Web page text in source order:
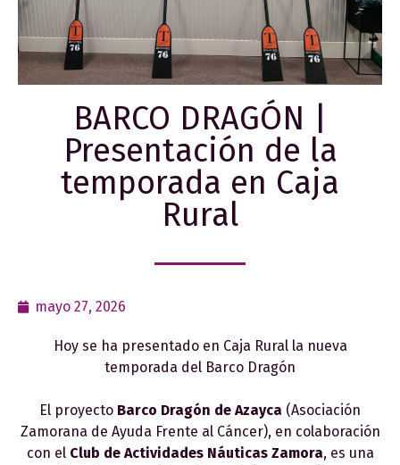
BARCO DRAGÓN |
Presentación de la
temporada en Caja
Rural
mayo 27, 2026
Hoy se ha presentado en Caja Rural la nueva
temporada del Barco Dragón
El proyecto Barco Dragón de Azayca (Asociación
Zamorana de Ayuda Frente al Cáncer), en colaboración
con el Club de Actividades Náuticas Zamora, es una